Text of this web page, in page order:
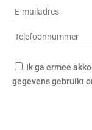
Ik ga ermee
gegevens gebruikt